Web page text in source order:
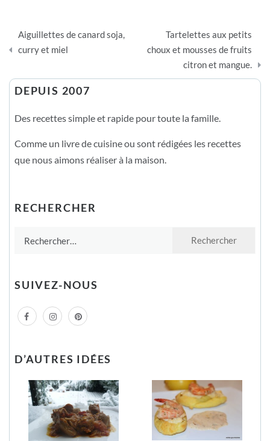
de
Aiguillettes de canard soja,
curry et miel
Tartelettes aux petits
choux et mousses de fruits
citron et mangue.
DEPUIS 2007
Des recettes simple et rapide pour toute la famille.
Comme un livre de cuisine ou sont rédigées les recettes
que nous aimons réaliser à la maison.
RECHERCHER
SUIVEZ-NOUS
D’AUTRES IDÉES